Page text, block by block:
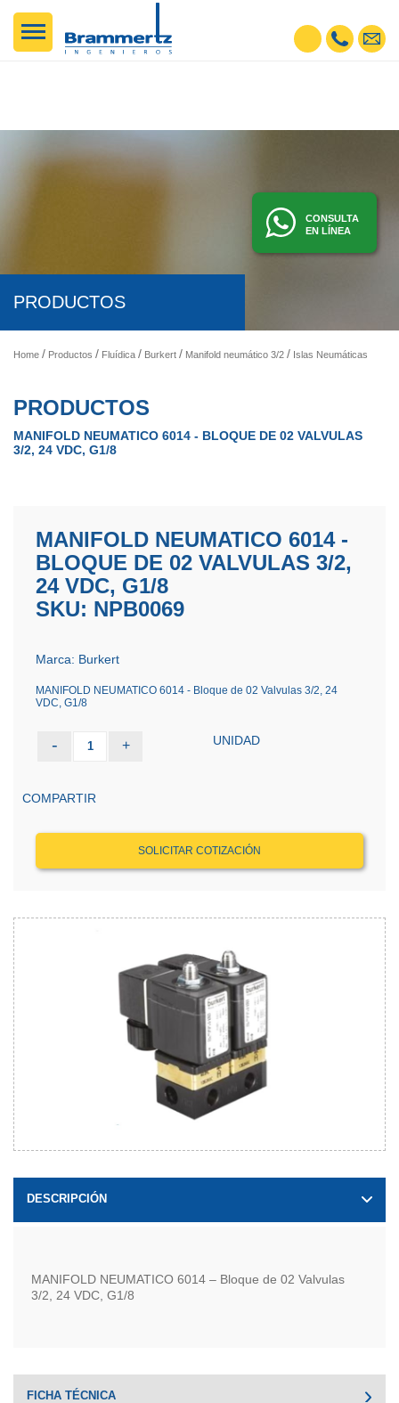
CONSULTA
EN LÍNEA
PRODUCTOS
Home Productos Fluídica Burkert Manifold neumático 3/2 Islas Neumáticas y Manifolds
PRODUCTOS
MANIFOLD NEUMATICO 6014 - BLOQUE DE 02 VALVULAS
3/2, 24 VDC, G1/8
MANIFOLD NEUMATICO 6014 -
BLOQUE DE 02 VALVULAS 3/2,
24 VDC, G1/8
SKU: NPB0069
Marca: Burkert
MANIFOLD NEUMATICO 6014 - Bloque de 02 Valvulas 3/2, 24
VDC, G1/8
- 1 + UNIDAD
COMPARTIR
SOLICITAR COTIZACIÓN
DESCRIPCIÓN
MANIFOLD NEUMATICO 6014 – Bloque de 02 Valvulas
3/2, 24 VDC, G1/8
FICHA TÉCNICA